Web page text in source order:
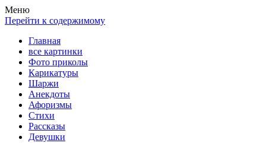
Весела хата — прикольные картинки, смешные истории,
клипы!
Покажем всем ваши фото приколы, карикатуры, шаржи, стихи,
рассказы, видео и песни!
Меню
Перейти к содержимому
Главная
все картинки
Фото приколы
Карикатуры
Шаржи
Анекдоты
Афоризмы
Стихи
Рассказы
Девушки